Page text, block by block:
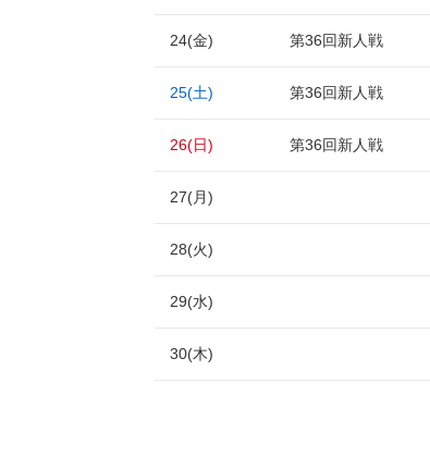
24(金) 第36回新人戦
25(土) 第36回新人戦
26(日) 第36回新人戦
27(月)
28(火)
29(水)
30(木)